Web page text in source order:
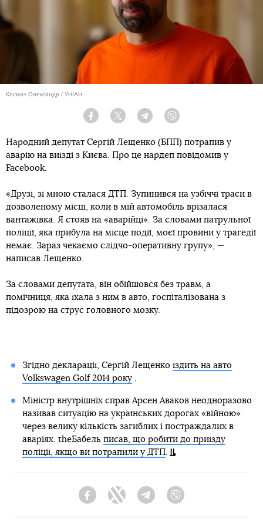
Космач Олександр / УНІАН
Facebook Twitter Telegram
Народний депутат Сергій Лещенко (БПП) потрапив у
аварію на виїзді з Києва. Про це нардеп повідомив у
Facebook.
«Друзі, зі мною сталася ДТП. Зупинився на узбіччі траси в
дозволеному місці, коли в мій автомобіль врізалася
вантажівка. Я стояв на «аварійці». За словами патрульної
поліції, яка прибула на місце події, моєї провини у трагедії
немає. Зараз чекаємо слідчо-оперативну групу», —
написав Лещенко.
За словами депутата, він обійшовся без травм, а
помічниця, яка їхала з ним в авто, госпіталізована з
підозрою на струс головного мозку.
Згідно декларації, Сергій Лещенко їздить на авто
Volkswagen Golf 2014 року.
Міністр внутрішніх справ Арсен Аваков неодноразово
називав ситуацію на українських дорогах «війною»
через велику кількість загиблих і постраждалих в
аваріях. theБабель писав, що робити до приїзду
поліції, якщо ви потрапили у ДТП
FacebookTwitter Telegram